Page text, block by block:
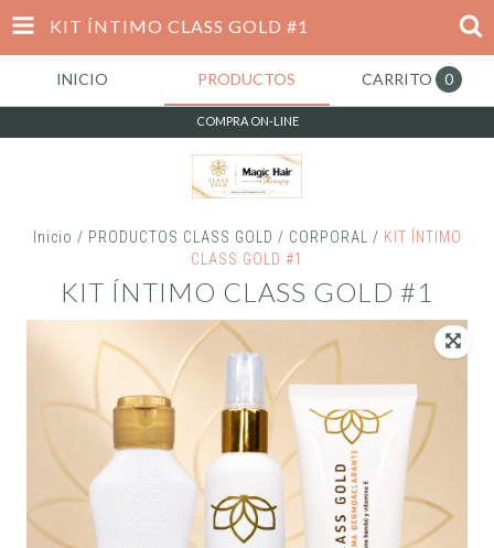
KIT ÍNTIMO CLASS GOLD #1
INICIO PRODUCTOS CARRITO 0
COMPRA ON-LINE
Inicio / PRODUCTOS CLASS GOLD / CORPORAL / KIT ÍNTIMO
CLASS GOLD #1
KIT ÍNTIMO CLASS GOLD #1